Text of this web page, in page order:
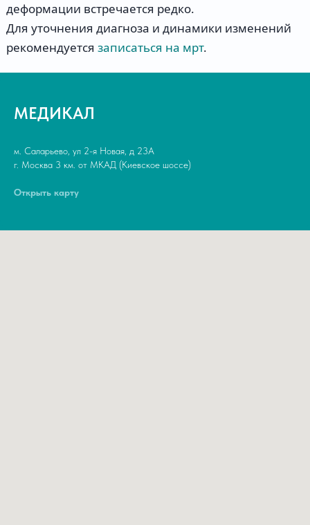
деформации встречается редко.
Для уточнения диагноза и динамики изменений
рекомендуется записаться на мрт.
МЕДИКАЛ
м. Саларьево, ул 2-я Новая, д 23А
г. Москва 3 км. от МКАД (Киевское шоссе)
Открыть карту